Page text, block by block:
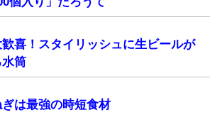
喜！スタイリッシュに生ビールが
筒
は最強の時短食材